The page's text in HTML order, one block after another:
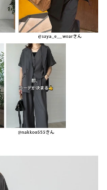
カートに入れる
カートに入れる